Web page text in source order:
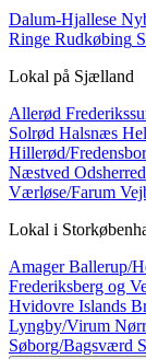
Dalum-Hjallese
Ringe Rudkøbing
Lokal på Sjælland
Allerød
Solrød Halsnæs
Hillerød/
Næstved Odsherred
Værløse/Farum
Lokal i
AmagerBallerup/
Frederiksberg og
Hvidovre Islands
Lyngby/Virum
Søborg/Bagsværd